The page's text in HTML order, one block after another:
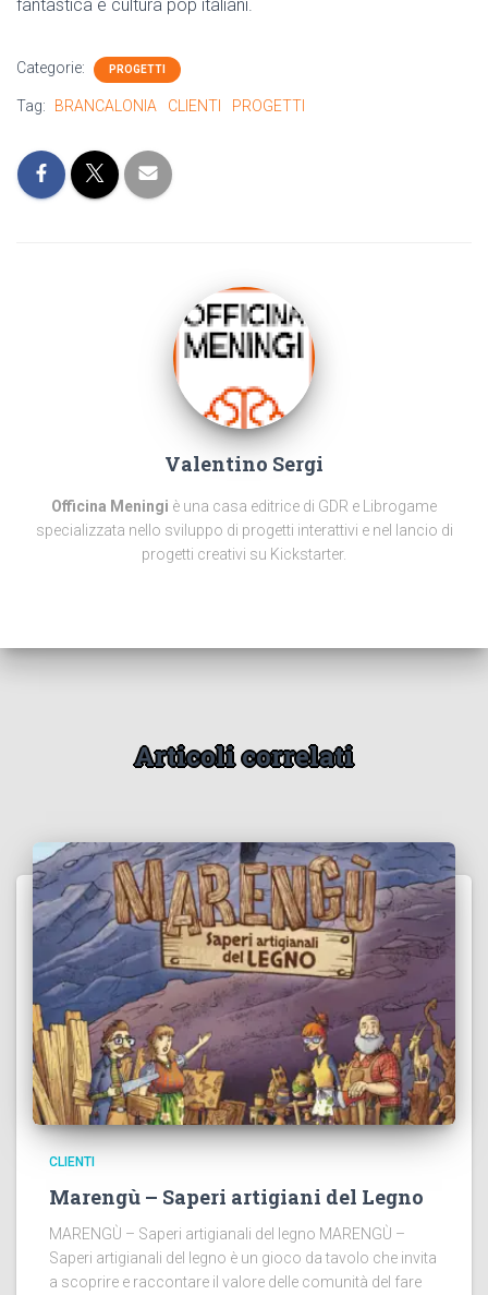
fantastica e cultura pop italiani.
Categorie: PROGETTI
Tag: BRANCALONIA CLIENTI PROGETTI
Valentino Sergi
Officina Meningi è una casa editrice di GDR e Librogame
specializzata nello sviluppo di progetti interattivi e nel lancio di
progetti creativi su Kickstarter.
Articoli correlati
CLIENTI
Marengù – Saperi artigiani del Legno
MARENGÙ – Saperi artigianali del legno MARENGÙ –
Saperi artigianali del legno è un gioco da tavolo che invita
a scoprire e raccontare il valore delle comunità del fare